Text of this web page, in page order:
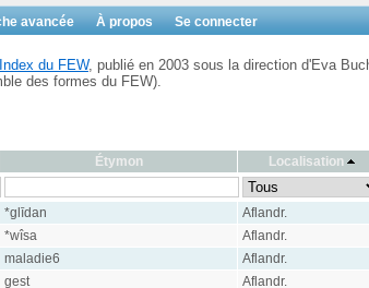
avancée À propos Se connecter
du FEW, publié en 2003 sous la direction d'Eva
des formes du FEW).
Étymon Localisation
*glīdan Aflandr.
*wîsa Aflandr.
maladie6 Aflandr.
gest Aflandr.